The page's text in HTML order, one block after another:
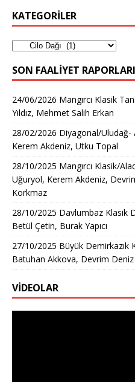
KATEGORİLER
SON FAALIYET RAPORLARI
24/06/2026 Mangırcı Klasik
Yıldız, Mehmet Salih Erkan
28/02/2026 Diyagonal/Uludağ-
Kerem Akdeniz, Utku Topal
28/10/2025 Mangırcı Klasik/
Uğuryol, Kerem Akdeniz,
Korkmaz
28/10/2025 Davlumbaz Klasik
Betül Çetin, Burak Yapıcı
27/10/2025 Büyük Demirkazık
Batuhan Akkova, Devrim
VİDEOLAR